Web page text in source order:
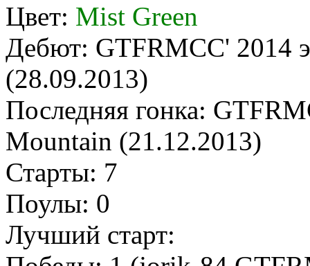
Цвет: Mist Green
Дебют: GTFRMCC' 2014
(28.09.2013)
Последняя гонка:
Mountain (21.12.2013)
Старты: 7
Поулы: 0
Лучший старт: